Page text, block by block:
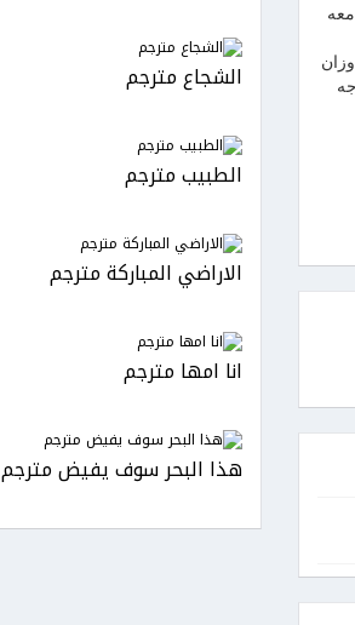
الشجاع مترجم
الطبيب مترجم
الاراضي المباركة مترجم
انا امها مترجم
هذا البحر سوف يفيض مترجم